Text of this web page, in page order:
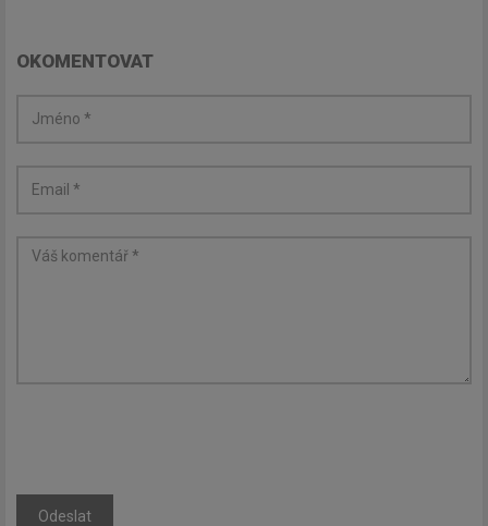
OKOMENTOVAT
Odeslat